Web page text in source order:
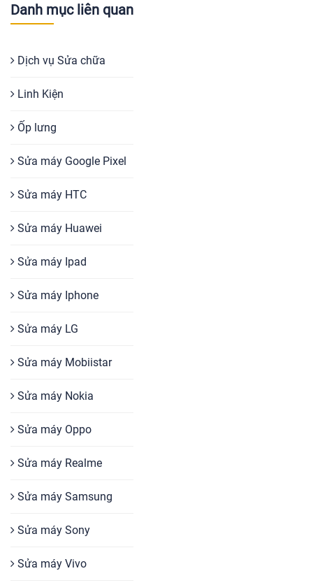
Danh mục liên quan
Dịch vụ Sửa chữa
Linh Kiện
Ốp lưng
Sửa máy Google Pixel
Sửa máy HTC
Sửa máy Huawei
Sửa máy Ipad
Sửa máy Iphone
Sửa máy LG
Sửa máy Mobiistar
Sửa máy Nokia
Sửa máy Oppo
Sửa máy Realme
Sửa máy Samsung
Sửa máy Sony
Sửa máy Vivo